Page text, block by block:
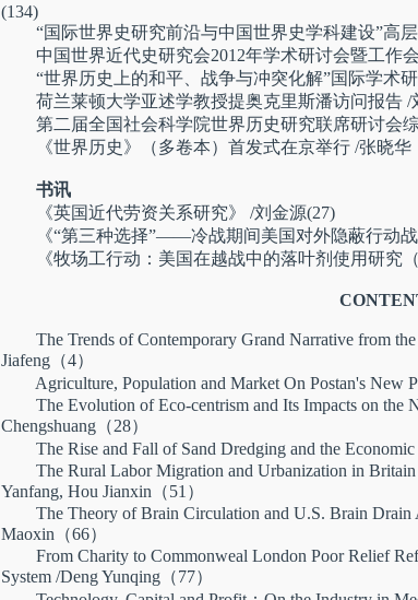
(134)
“国际世界史研究前沿与中国世界史学科建设”高层
中国世界近代史研究会2012年学术研讨会暨工作会
“世界历史上的和平、战争与冲突化解”国际学术研
荷兰莱顿大学亚述学教授提奥克里斯潘访问报告 /
第二届全国社会科学院世界历史研究联席研讨会综
《世界历史》（多卷本）首发式在京举行 /张晓华
书讯
《英国近代劳资关系研究》 /刘金源(27)
《“第三种选择”——冷战期间美国对外隐蔽行动战
《牧场工行动：美国在越战中的落叶剂使用研究（
The Trends of Contemporary Grand Narrative from
Jiafeng（4）
Agriculture, Population and Market On Postan's New
The Evolution of Eco-centrism and Its Impacts on the
Chengshuang（28）
The Rise and Fall of Sand Dredging and the
The Rural Labor Migration and Urbanization in
Yanfang, Hou Jianxin（51）
The Theory of Brain Circulation and U.S. Brain Drain
Maoxin（66）
From Charity to Commonweal London Poor Relief
System /Deng Yunqing（77）